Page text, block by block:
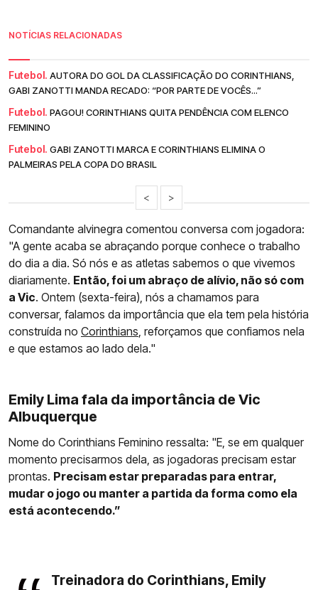
NOTÍCIAS RELACIONADAS
Futebol. AUTORA DO GOL DA CLASSIFICAÇÃO DO CORINTHIANS,
GABI ZANOTTI MANDA RECADO: “POR PARTE DE VOCÊS...”
Futebol. PAGOU! CORINTHIANS QUITA PENDÊNCIA COM ELENCO
FEMININO
Futebol. GABI ZANOTTI MARCA E CORINTHIANS ELIMINA O
PALMEIRAS PELA COPA DO BRASIL
< >
Comandante alvinegra comentou conversa com jogadora:
"A gente acaba se abraçando porque conhece o trabalho
do dia a dia. Só nós e as atletas sabemos o que vivemos
diariamente. Então, foi um abraço de alívio, não só com
a Vic. Ontem (sexta-feira), nós a chamamos para
conversar, falamos da importância que ela tem pela história
construída no Corinthians , reforçamos que confiamos nela
e que estamos ao lado dela."
Emily Lima fala da importância de Vic
Albuquerque
Nome do Corinthians Feminino ressalta: "E, se em qualquer
momento precisarmos dela, as jogadoras precisam estar
prontas. Precisam estar preparadas para entrar,
mudar o jogo ou manter a partida da forma como ela
está acontecendo.”
Treinadora do Corinthians, Emily